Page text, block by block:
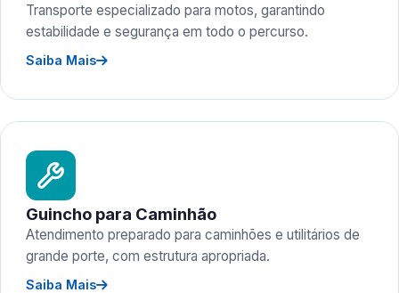
Transporte especializado para motos, garantindo
estabilidade e segurança em todo o percurso.
Saiba Mais
Guincho para Caminhão
Atendimento preparado para caminhões e utilitários de
grande porte, com estrutura apropriada.
Saiba Mais